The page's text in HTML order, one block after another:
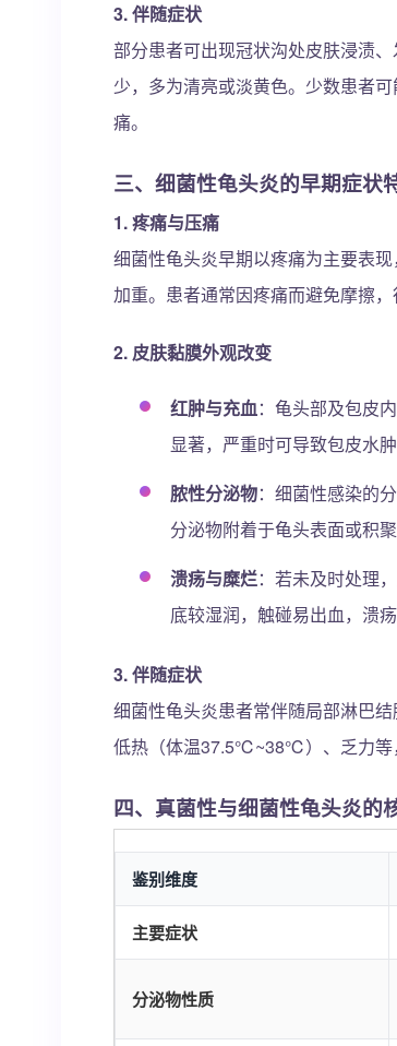
3.伴随症状
部分患者可出现冠状沟处皮肤浸渍
少，多为清亮或淡黄色。少数患者
痛。
三、细菌性龟头炎的早期症状
1.疼痛与压痛
细菌性龟头炎早期以疼痛为主要表
加重。患者通常因疼痛而避免摩擦，
2. 皮肤黏膜外观改变
红肿与充血：龟头部及包皮
显著，严重时可导致包皮水
脓性分泌物：细菌性感染的
分泌物附着于龟头表面或积
溃疡与糜烂：若未及时处理
底较湿润，触碰易出血，溃
3.伴随症状
细菌性龟头炎患者常伴随局部淋巴
低热（体温37.5℃~38℃）、乏力等
四、真菌性与细菌性龟头炎的
鉴别维度
主要症状
分泌物性质